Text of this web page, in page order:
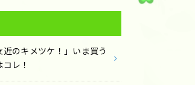
近のキメツケ！」いま買う
レ！